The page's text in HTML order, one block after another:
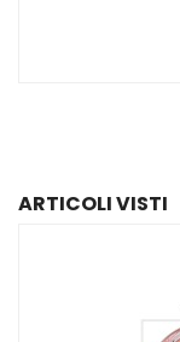
ARTICOLI VISTI